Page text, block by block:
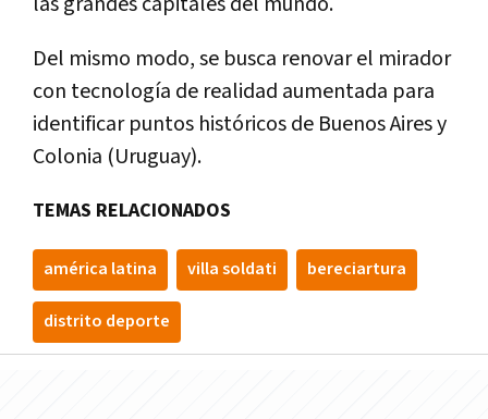
Del mismo modo, se busca renovar el mirador
con tecnología de realidad aumentada para
identificar puntos históricos de Buenos Aires y
Colonia (Uruguay).
TEMAS RELACIONADOS
américa latina villa soldati bereciartura
distrito deporte